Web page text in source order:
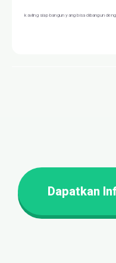
kavling siap bangun yang bisa dibangun
Dapatkan